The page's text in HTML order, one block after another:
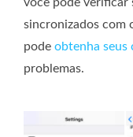
você pode verificar
sincronizados com
pode obtenha seus
problemas.